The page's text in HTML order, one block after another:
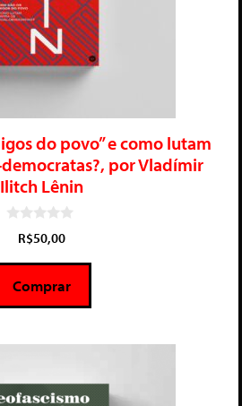
do povo” e como lutam
por Vladímir
Ilitch Lênin
5
R$50,00
Comprar